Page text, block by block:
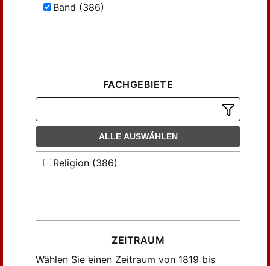
Band (386)
FACHGEBIETE
ALLE AUSWÄHLEN
Religion (386)
ZEITRAUM
Wählen Sie einen Zeitraum von 1819 bis